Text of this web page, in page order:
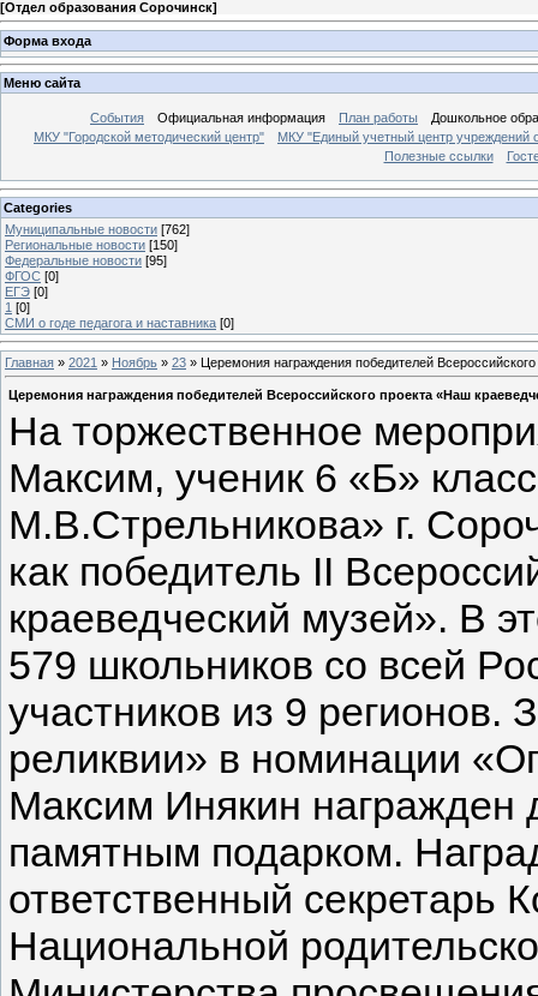
[Отдел образования Сорочинск]
Форма входа
Меню сайта
События Официальная информация План работы
Дошкольное
МКУ "Городской методический центр"
МКУ "Единый учетный центр учреждений
Полезные ссылки
Categories
Муниципальные новости [762]
Региональные новости [150]
Федеральные новости [95]
ФГОС [0]
ЕГЭ [0]
1 [0]
СМИ о годе педагога и наставника [0]
Главная » 2021 » Ноябрь » 23 » Церемония награждения победителей
Церемония награждения победителей Всероссийского проекта «Наш
На торжественное
Максим, ученик 6 «Б»
М.В.Стрельникова» г.
как победитель II
краеведческий музей». В
579 школьников со всей
участников из 9 регионов.
реликвии» в номинации
Максим Инякин награжден
памятным подарком.
ответственный секретарь
Национальной